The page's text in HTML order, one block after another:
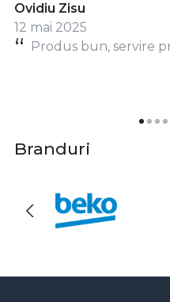
Produs bun, servire
Ovidiu Zisu
12 mai 2025
Branduri